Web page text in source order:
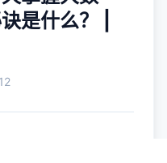
是什么？ |